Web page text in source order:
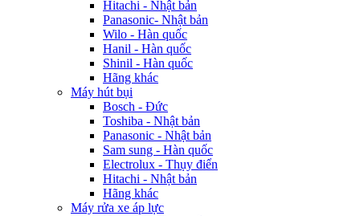
Hitachi - Nhật bản
Panasonic- Nhật bản
Wilo - Hàn quốc
Hanil - Hàn quốc
Shinil - Hàn quốc
Hãng khác
Máy hút bụi
Bosch - Đức
Toshiba - Nhật bản
Panasonic - Nhật bản
Sam sung - Hàn quốc
Electrolux - Thụy điển
Hitachi - Nhật bản
Hãng khác
Máy rửa xe áp lực